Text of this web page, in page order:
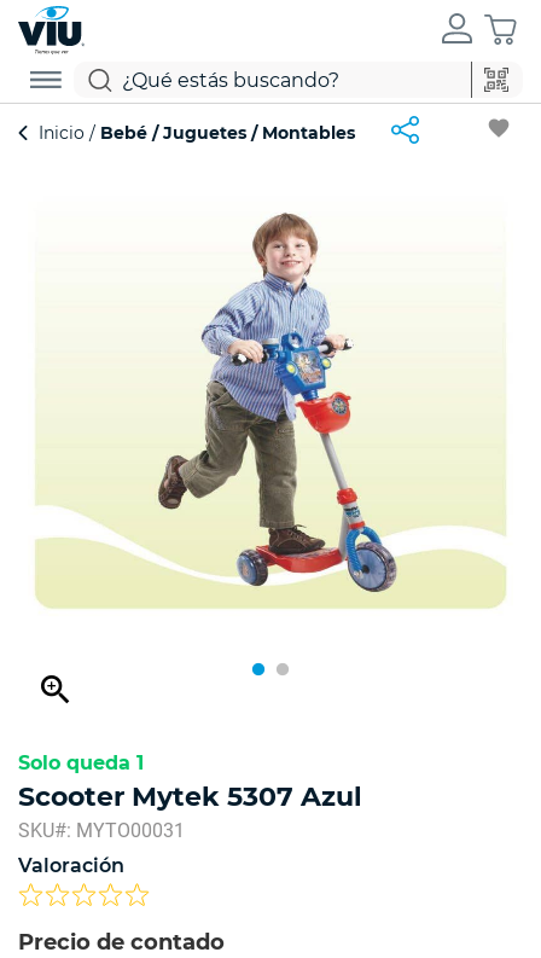
Inicio Bebé Juguetes Montables favorite
zoom_in
Solo queda 1
Scooter Mytek 5307 Azul
SKU#: MYTO00031
Valoración
Precio de contado